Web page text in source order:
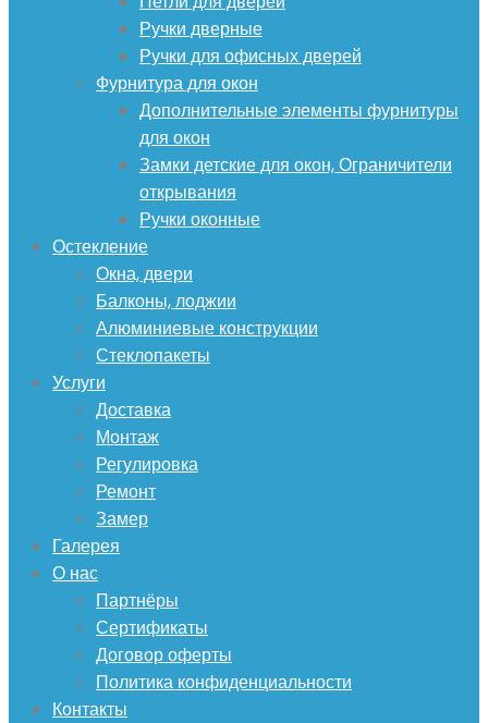
Ручки дверные
Ручки для офисных дверей
Фурнитура для окон
Дополнительные элементы фурнитуры
для окон
Замки детские для окон, Ограничители
открывания
Ручки оконные
Остекление
Окна, двери
Балконы, лоджии
Алюминиевые конструкции
Стеклопакеты
Услуги
Доставка
Монтаж
Регулировка
Ремонт
Замер
Галерея
О нас
Партнёры
Сертификаты
Договор оферты
Политика конфиденциальности
Контакты